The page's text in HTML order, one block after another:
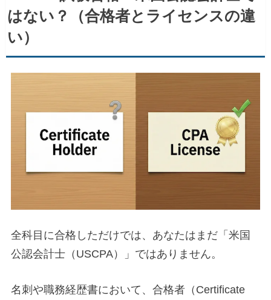
はない？（合格者とライセンスの違
い）
全科目に合格しただけでは、あなたはまだ「米国
公認会計士（USCPA）」ではありません。
名刺や職務経歴書において、合格者（Certificate